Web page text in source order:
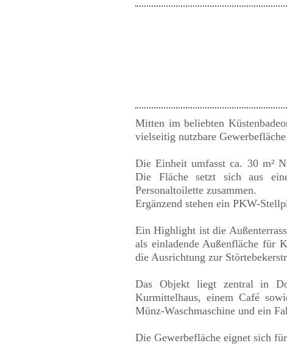
Mitten im beliebten
vielseitig nutzbare
Die Einheit umfasst ca. 30 m²
Die Fläche setzt sich aus
Personaltoilette zusammen.
Ergänzend stehen ein PKW-
Ein Highlight ist die
als einladende Außenfläche für
die Ausrichtung zur
Das Objekt liegt zentral in
Kurmittelhaus, einem Café
Münz-Waschmaschine und ein
Die Gewerbefläche eignet sich